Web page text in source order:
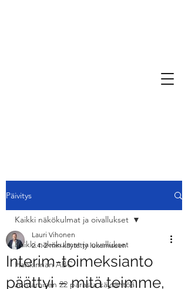
Päivitys
Kaikki näkökulmat ja oivallukset
Hankinnan ABC
Johtamisen 22 parasta käytäntöä
Kaikki näkökulmat ja oivallukset
Interim-toimeksianto
päättyi – mitä teimme,
Lauri Vihonen
2.4. 2 min käytetty lukemiseen